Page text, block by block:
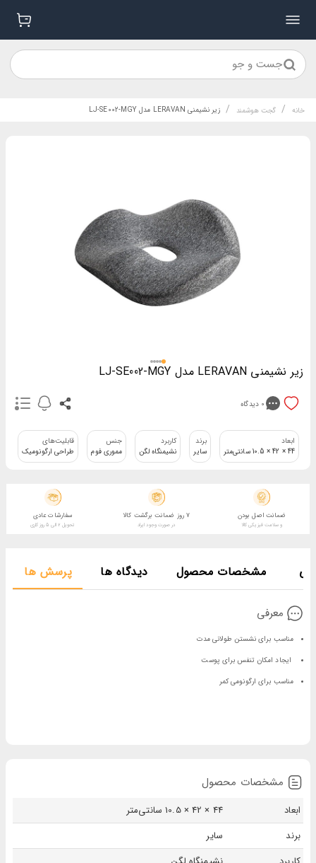
جست و جو
خانه / گجت هوشمند / زیر نشیمنی LERAVAN مدل LJ-SE002-MGY
زیر نشیمنی LERAVAN مدل LJ-SE002-MGY
0 دیدگاه
ابعاد
44 × 42 × 10.5 سانتی‌متر
برند
سایر
کاربرد
نشیمنگاه لگن
جنس
مموری فوم
قابلیت‌های
طراحی ارگونومیک
ضمانت اصل بودن
و سلامت فیزیکی کالا
7 روز ضمانت برگشت کالا
در صورت وجود ایراد
سفارشات عادی
تحویل 2 الی 5 روز کاری
مشخصات محصول دیدگاه ها پرسش ها
معرفی
مناسب برای نشستن طولانی مدت
ایجاد امکان تنفس برای پوست
مناسب برای ارگونومی کمر
مشخصات محصول
ابعاد
44 × 42 × 10.5 سانتی‌متر
برند
سایر